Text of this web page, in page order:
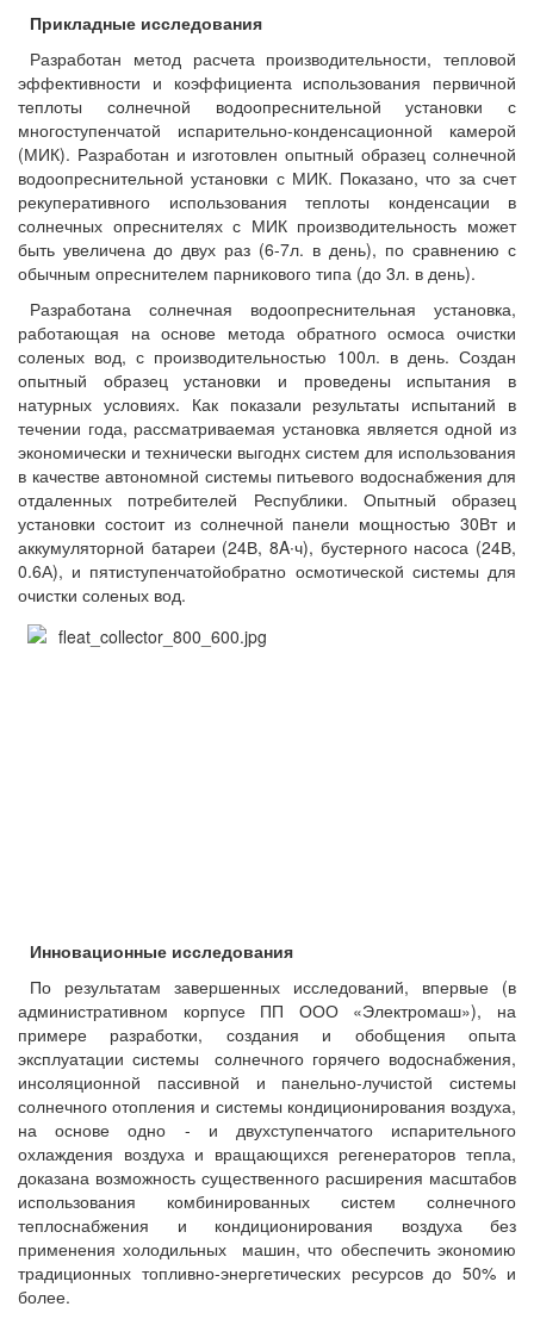
Прикладные исследования
Разработан метод расчета производительности, тепловой
эффективности и коэффициента использования первичной
теплоты солнечной водоопреснительной установки с
многоступенчатой испарительно-конденсационной камерой
(МИК). Разработан и изготовлен опытный образец солнечной
водоопреснительной установки с МИК. Показано, что за счет
рекуперативного использования теплоты конденсации в
солнечных опреснителях с МИК производительность может
быть увеличена до двух раз (6-7л. в день), по сравнению с
обычным опреснителем парникового типа (до 3л. в день).
Разработана солнечная водоопреснительная установка,
работающая на основе метода обратного осмоса очистки
соленых вод, с производительностью 100л. в день. Создан
опытный образец установки и проведены испытания в
натурных условиях. Как показали результаты испытаний в
течении года, рассматриваемая установка является одной из
экономически и технически выгоднх систем для использования
в качестве автономной системы питьевого водоснабжения для
отдаленных потребителей Республики. Опытный образец
установки состоит из солнечной панели мощностью 30Вт и
аккумуляторной батареи (24В, 8A∙ч), бустерного насоса (24В,
0.6А), и пятиступенчатойобратно осмотической системы для
очистки соленых вод.
Инновационные исследования
По результатам завершенных исследований, впервые (в
административном корпусе ПП ООО «Электромаш»), на
примере разработки, создания и обобщения опыта
эксплуатации системы солнечного горячего водоснабжения,
инсоляционной пассивной и панельно-лучистой системы
солнечного отопления и системы кондиционирования воздуха,
на основе одно - и двухступенчатого испарительного
охлаждения воздуха и вращающихся регенераторов тепла,
доказана возможность существенного расширения масштабов
использования комбинированных систем солнечного
теплоснабжения и кондиционирования воздуха без
применения холодильных машин, что обеспечить экономию
традиционных топливно-энергетических ресурсов до 50% и
более.